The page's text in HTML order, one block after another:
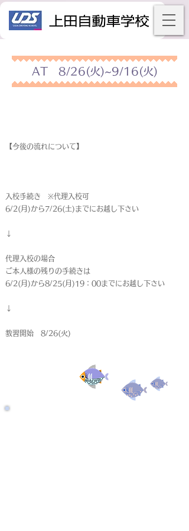
AT 8/26(火)~9/16(火)
【今後の流れについて】
入校手続き ※代理入校可
6/2(月)から7/26(土)までにお越し下さい
↓
代理入校の場合
ご本人様の残りの手続きは
6/2(月)から8/25(月)19：00までにお越し下さい
↓
教習開始 8/26(火)